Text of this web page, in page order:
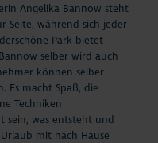
Angelika Bannow steht
Seite, während sich jeder
Park bietet
selber wird auch
können selber
Es macht Spaß, die
Techniken
sein, was entsteht und
mit nach Hause